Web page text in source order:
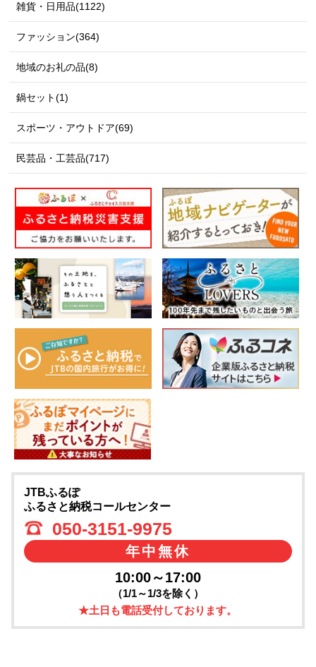
雑貨・日用品(1122)
ファッション(364)
地域のお礼の品(8)
鍋セット(1)
スポーツ・アウトドア(69)
民芸品・工芸品(717)
JTBふるぽ
ふるさと納税コールセンター
050-3151-9975
年中無休
10:00～17:00
（1/1～1/3を除く）
★土日も電話受付しております。